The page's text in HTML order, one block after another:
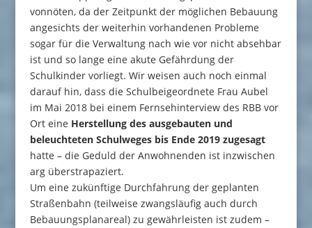
vonnöten, da der Zeitpunkt der möglichen Bebauung
angesichts der weiterhin vorhandenen Probleme
sogar für die Verwaltung nach wie vor nicht absehbar
ist und so lange eine akute Gefährdung der
Schulkinder vorliegt. Wir weisen auch noch einmal
darauf hin, dass die Schulbeigeordnete Frau Aubel
im Mai 2018 bei einem Fernsehinterview des RBB vor
Ort eine Herstellung des ausgebauten und
beleuchteten Schulweges bis Ende 2019 zugesagt
hatte – die Geduld der Anwohnenden ist inzwischen
arg überstrapaziert.
Um eine zukünftige Durchfahrung der geplanten
Straßenbahn (teilweise zwangsläufig auch durch
Bebauungsplanareal) zu gewährleisten ist zudem –